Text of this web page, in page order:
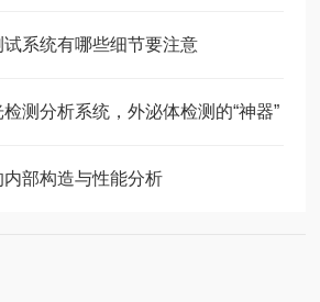
系统有哪些细节要注意
测分析系统，外泌体检测的“神器”
部构造与性能分析